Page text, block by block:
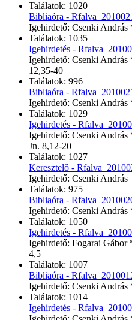
Találatok: 1020
Bibliaóra -
Igehirdető: Csenki András
Találatok: 1035
Igehirdetés -
Igehirdető: Csenki
12,35-40
Találatok: 996
Bibliaóra -
Igehirdető: Csenki
Találatok: 1029
Igehirdetés -
Igehirdető: Csenki
Jn. 8,12-20
Találatok: 1027
Keresztelő -
Igehirdető: Csenki András
Találatok: 975
Bibliaóra -
Igehirdető: Csenki
Találatok: 1050
Igehirdetés -
Igehirdető: Fogarai
4,5
Találatok: 1007
Bibliaóra -
Igehirdető: Csenki
Találatok: 1014
Igehirdetés -